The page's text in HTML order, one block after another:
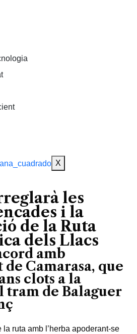
X
les
i la
de la Ruta
dels Llacs
amb
Camarasa, que
clots a la
tram de Balaguer
la ruta amb l’herba apoderant-se